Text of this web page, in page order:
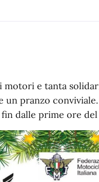
motori e tanta
pranzo
dalle prime ore